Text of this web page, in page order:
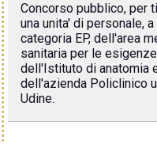
Concorso pubblico, per
una unita' di personale,
categoria EP, dell'area
sanitaria per le
dell'Istituto di anatomia
dell'azienda Policlinico
Udine.